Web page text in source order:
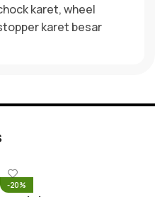
karet,wheel
karet besar
-20%